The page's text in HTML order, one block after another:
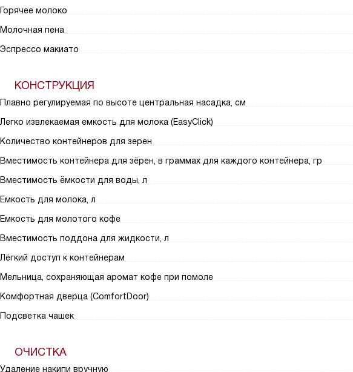
Горячее молоко
Молочная пена
Эспрессо макиато
КОНСТРУКЦИЯ
Плавно регулируемая по высоте центральная насадка, см
Легко извлекаемая емкость для молока (EasyClick)
Количество контейнеров для зерен
Вместимость контейнера для зёрен, в граммах для каждого контейнера, гр
Вместимость ёмкости для воды, л
Емкость для молока, л
Емкость для молотого кофе
Вместимость поддона для жидкости, л
Лёгкий доступ к контейнерам
Мельница, сохраняющая аромат кофе при помоле
Комфортная дверца (ComfortDoor)
Подсветка чашек
ОЧИСТКА
Удаление накипи вручную